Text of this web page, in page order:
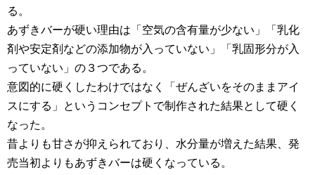
る。
あずきバーが硬い理由は「空気の含有量が少ない」「乳化
剤や安定剤などの添加物が入っていない」「乳固形分が入
っていない」の３つである。
意図的に硬くしたわけではなく「ぜんざいをそのままアイ
スにする」というコンセプトで制作された結果として硬く
なった。
昔よりも甘さが抑えられており、水分量が増えた結果、発
売当初よりもあずきバーは硬くなっている。